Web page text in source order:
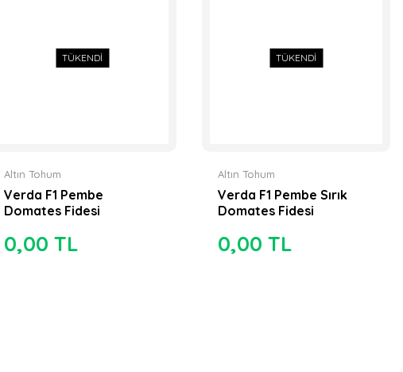
TÜKENDİ
Altın Tohum
Verda F1 Pembe
Domates Fidesi
0,00 TL
TÜKENDİ
Altın Tohum
Verda F1 Pembe Sırık
Domates Fidesi
0,00 TL